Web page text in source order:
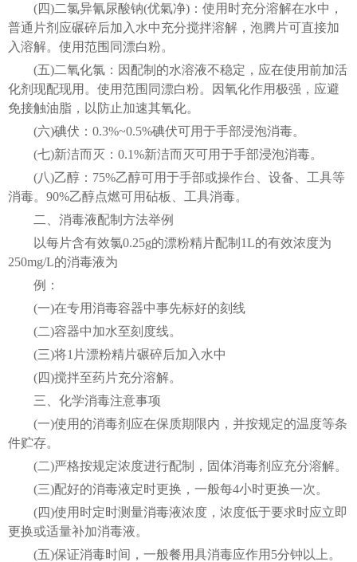
(四)二氯异氰尿酸钠(优氣净)：使用时充分溶解在水中，
普通片剂应碾碎后加入水中充分搅拌溶解，泡腾片可直接加
入溶解。使用范围同漂白粉。
(五)二氧化氯：因配制的水溶液不稳定，应在使用前加活
化剂现配现用。使用范围同漂白粉。因氧化作用极强，应避
免接触油脂，以防止加速其氧化。
(六)碘伏：0.3%~0.5%碘伏可用于手部浸泡消毒。
(七)新洁而灭：0.1%新洁而灭可用于手部浸泡消毒。
(八)乙醇：75%乙醇可用于手部或操作台、设备、工具等
消毒。90%乙醇点燃可用砧板、工具消毒。
二、消毒液配制方法举例
以每片含有效氯0.25g的漂粉精片配制1L的有效浓度为
250mg/L的消毒液为
例：
(一)在专用消毒容器中事先标好的刻线
(二)容器中加水至刻度线。
(三)将1片漂粉精片碾碎后加入水中
(四)搅拌至药片充分溶解。
三、化学消毒注意事项
(一)使用的消毒剂应在保质期限内，并按规定的温度等条
件贮存。
(二)严格按规定浓度进行配制，固体消毒剂应充分溶解。
(三)配好的消毒液定时更换，一般每4小时更换一次。
(四)使用时定时测量消毒液浓度，浓度低于要求时应立即
更换或适量补加消毒液。
(五)保证消毒时间，一般餐用具消毒应作用5分钟以上。